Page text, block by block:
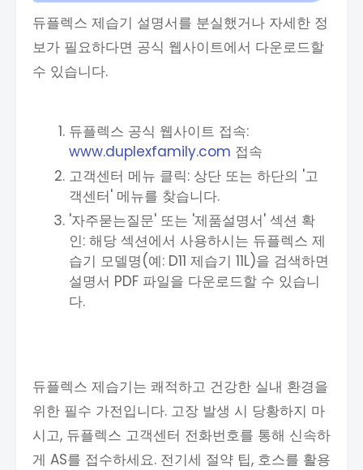
듀플렉스 제습기 설명서를 분실했거나 자세한 정
보가 필요하다면 공식 웹사이트에서 다운로드할
수 있습니다.
듀플렉스 공식 웹사이트 접속:
www.duplexfamily.com 접속
고객센터 메뉴 클릭: 상단 또는 하단의 '고
객센터' 메뉴를 찾습니다.
'자주묻는질문' 또는 '제품설명서' 섹션 확
인: 해당 섹션에서 사용하시는 듀플렉스 제
습기 모델명(예: D11 제습기 11L)을 검색하면
설명서 PDF 파일을 다운로드할 수 있습니
다.
듀플렉스 제습기는 쾌적하고 건강한 실내 환경을
위한 필수 가전입니다. 고장 발생 시 당황하지 마
시고, 듀플렉스 고객센터 전화번호를 통해 신속하
게 AS를 접수하세요. 전기세 절약 팁, 호스를 활용